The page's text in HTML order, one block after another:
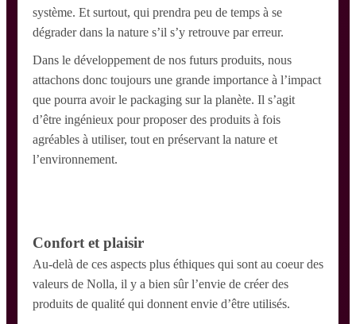
système. Et surtout, qui prendra peu de temps à se
dégrader dans la nature s’il s’y retrouve par erreur.
Dans le développement de nos futurs produits, nous
attachons donc toujours une grande importance à l’impact
que pourra avoir le packaging sur la planète. Il s’agit
d’être ingénieux pour proposer des produits à fois
agréables à utiliser, tout en préservant la nature et
l’environnement.
Confort et plaisir
Au-delà de ces aspects plus éthiques qui sont au coeur des
valeurs de Nolla, il y a bien sûr l’envie de créer des
produits de qualité qui donnent envie d’être utilisés.